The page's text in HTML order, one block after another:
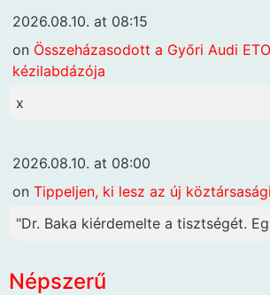
2026.08.10. at 08:15
on Összeházasodott a Győri Audi
kézilabdázója
x
2026.08.10. at 08:00
on Tippeljen, ki lesz az új
"Dr. Baka kiérdemelte a tisztségét.
Népszerű